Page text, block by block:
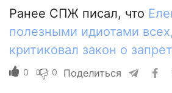
Ранее СПЖ писал, что
полезными идиотами
критиковал закон о
0 0 Поделиться